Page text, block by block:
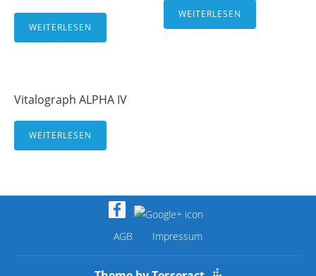
WEITERLESEN
WEITERLESEN
Vitalograph ALPHA IV
WEITERLESEN
AGB Impressum